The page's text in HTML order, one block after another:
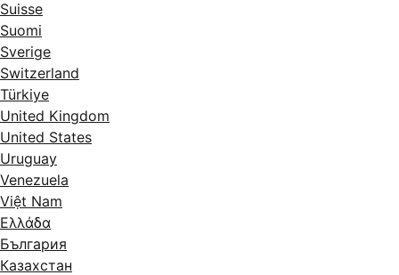
Suisse
Suomi
Sverige
Switzerland
Türkiye
United Kingdom
United States
Uruguay
Venezuela
Việt Nam
Ελλάδα
България
Казахстан